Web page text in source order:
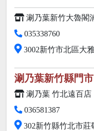
涮乃葉新竹大魯閣
035338760
3002新竹市北區大
涮乃葉新竹縣門市
涮乃葉 竹北遠百店
036581387
302新竹縣竹北市